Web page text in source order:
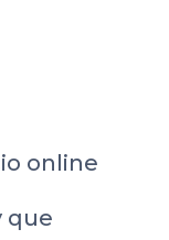
online
que